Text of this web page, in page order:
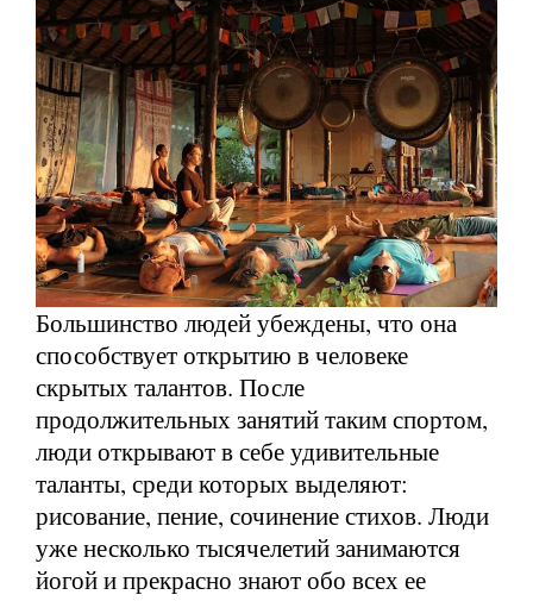
Большинство людей убеждены, что она
способствует открытию в человеке
скрытых талантов. После
продолжительных занятий таким спортом,
люди открывают в себе удивительные
таланты, среди которых выделяют:
рисование, пение, сочинение стихов. Люди
уже несколько тысячелетий занимаются
йогой и прекрасно знают обо всех ее